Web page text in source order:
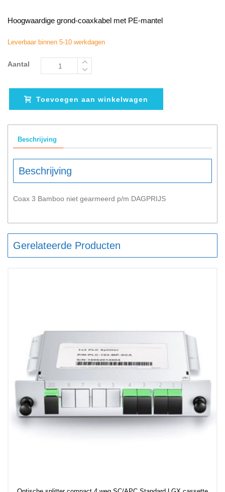
Hoogwaardige grond-coaxkabel met PE-mantel
Leverbaar binnen 5-10 werkdagen
Aantal
Toevoegen aan winkelwagen
Beschrijving
Beschrijving
Coax 3 Bamboo niet gearmeerd p/m DAGPRIJS
Gerelateerde Producten